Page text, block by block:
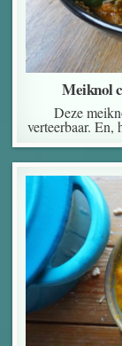
Meiknol
Deze
verteerbaar. En,